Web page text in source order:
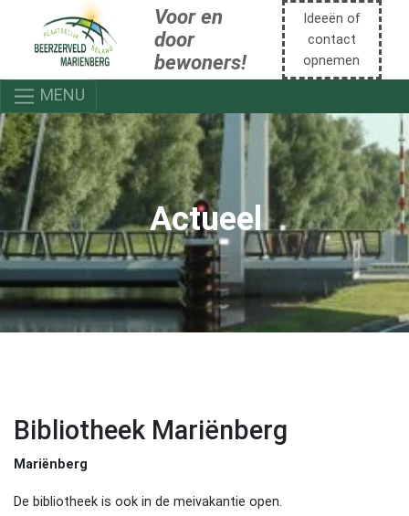
Voor en
door
bewoners!
Ideeën of
contact
opnemen
MENU
Actueel
Bibliotheek Mariënberg
Mariënberg
De bibliotheek is ook in de meivakantie open.